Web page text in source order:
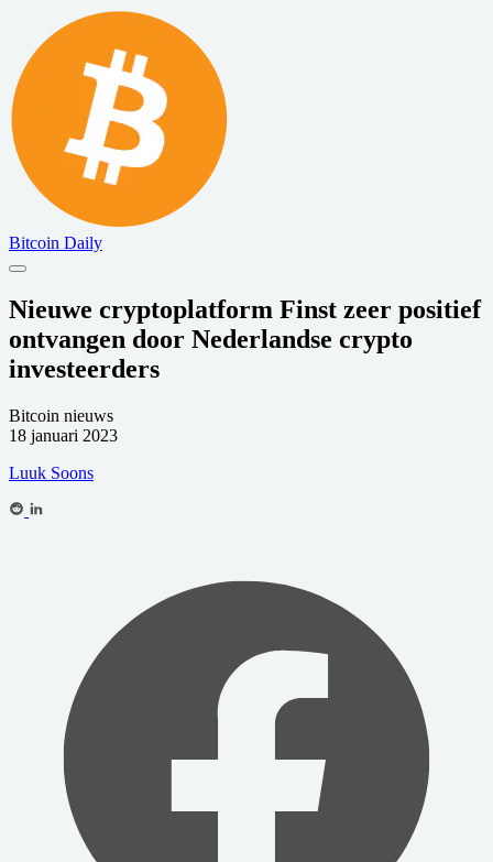
Bitcoin Daily
Nieuwe cryptoplatform Finst zeer positief
ontvangen door Nederlandse crypto
investeerders
Bitcoin nieuws
18 januari 2023
Luuk Soons